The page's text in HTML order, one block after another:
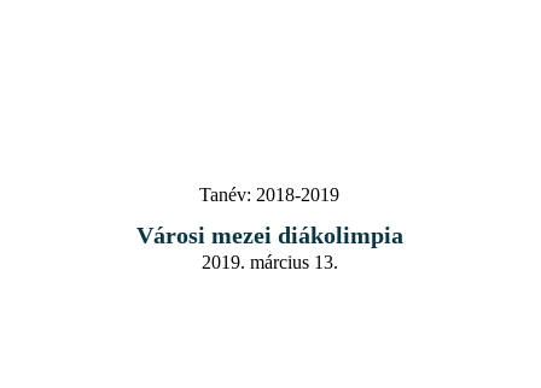
Tanév: 2018-2019
Városi mezei diákolimpia
2019. március 13.